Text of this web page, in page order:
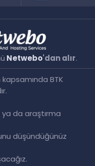
kapsamında BTK
da araştırma
düşündüğünüz
Netwebo'dan alır.